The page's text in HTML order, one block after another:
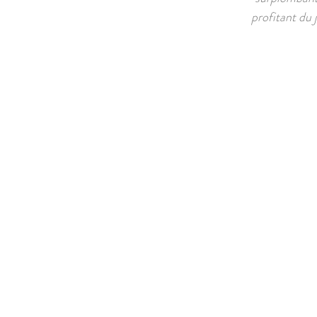
profitant du